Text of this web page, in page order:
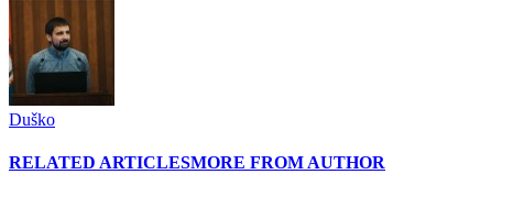
Duško
RELATED ARTICLESMORE FROM AUTHOR